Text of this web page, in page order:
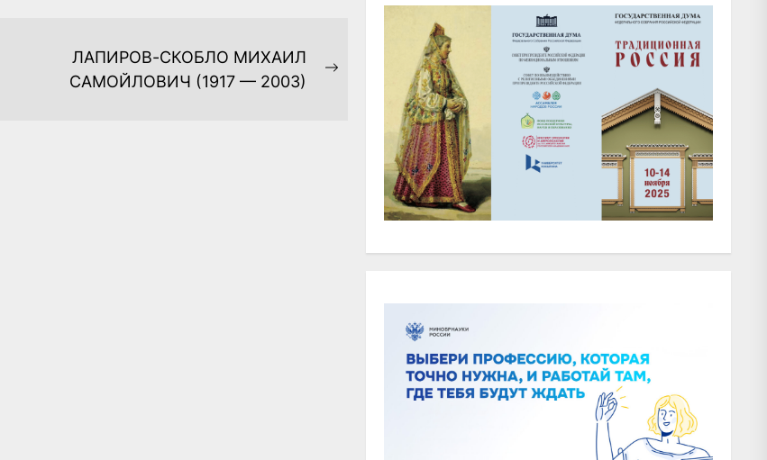
ЛАПИРОВ-СКОБЛО МИХАИЛ
САМОЙЛОВИЧ (1917 — 2003)